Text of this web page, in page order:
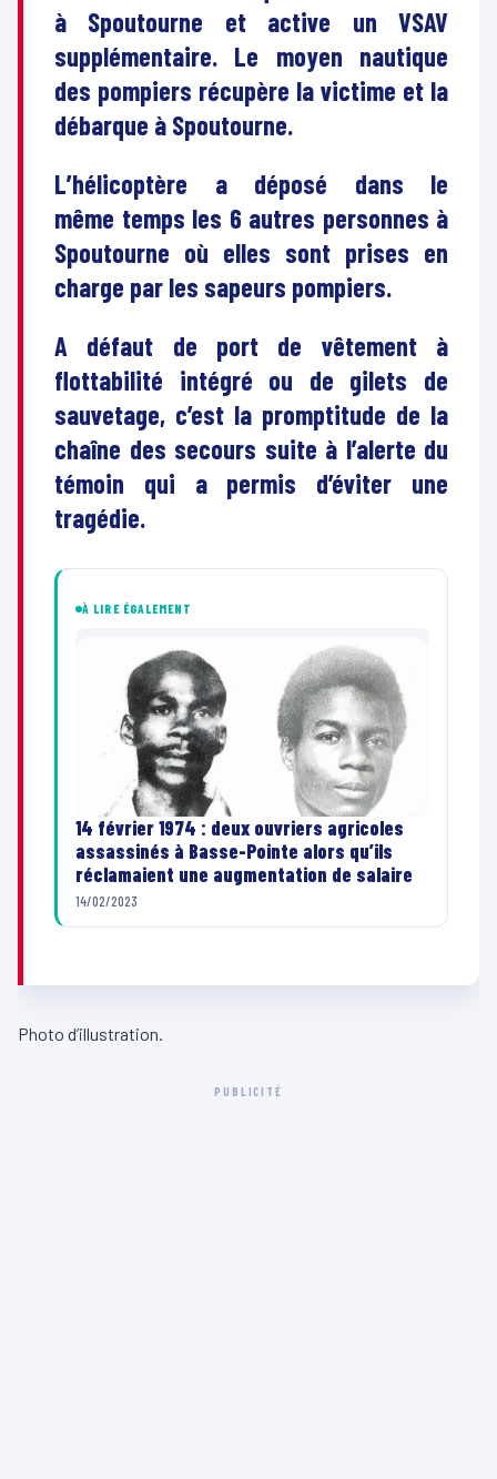
à Spoutourne et active un VSAV
supplémentaire. Le moyen nautique
des pompiers récupère la victime et la
débarque à Spoutourne.
L’hélicoptère a déposé dans le
même temps les 6 autres personnes à
Spoutourne où elles sont prises en
charge par les sapeurs pompiers.
A défaut de port de vêtement à
flottabilité intégré ou de gilets de
sauvetage, c’est la promptitude de la
chaîne des secours suite à l’alerte du
témoin qui a permis d’éviter une
tragédie.
À LIRE ÉGALEMENT
14 février 1974 : deux ouvriers agricoles
assassinés à Basse-Pointe alors qu’ils
réclamaient une augmentation de salaire
14/02/2023
Photo d’illustration.
PUBLICITÉ